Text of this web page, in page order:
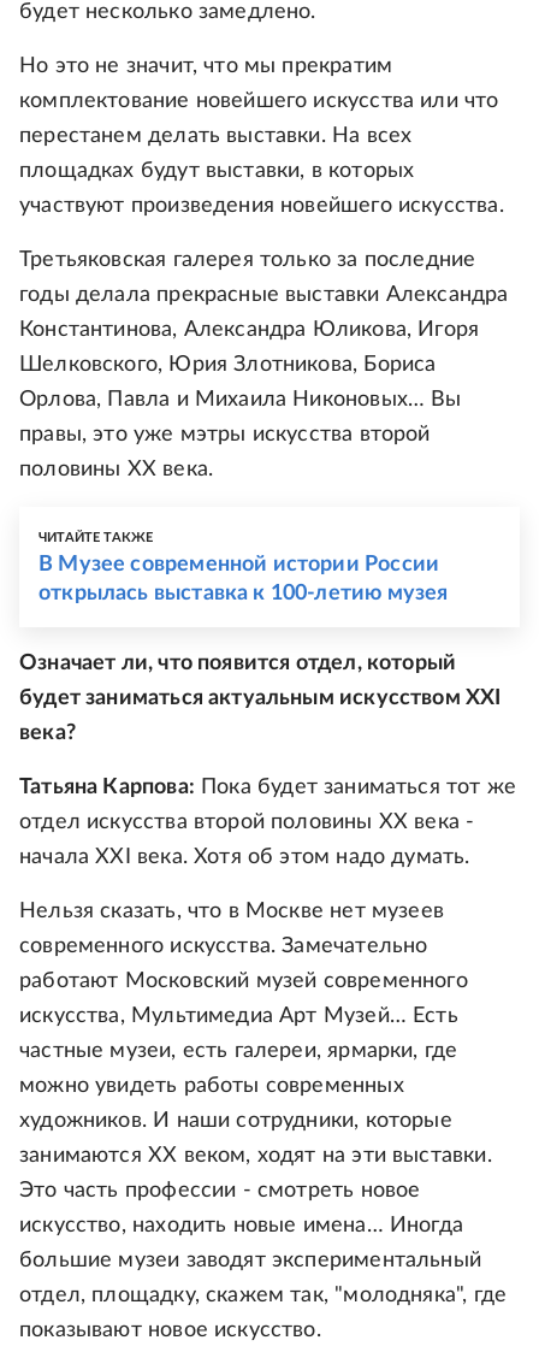
будет несколько замедлено.
Но это не значит, что мы прекратим
комплектование новейшего искусства или что
перестанем делать выставки. На всех
площадках будут выставки, в которых
участвуют произведения новейшего искусства.
Третьяковская галерея только за последние
годы делала прекрасные выставки Александра
Константинова, Александра Юликова, Игоря
Шелковского, Юрия Злотникова, Бориса
Орлова, Павла и Михаила Никоновых… Вы
правы, это уже мэтры искусства второй
половины ХХ века.
ЧИТАЙТЕ ТАКЖЕ
В Музее современной истории России
открылась выставка к 100-летию музея
Означает ли, что появится отдел, который
будет заниматься актуальным искусством XXI
века?
Татьяна Карпова: Пока будет заниматься тот же
отдел искусства второй половины ХХ века -
начала ХХI века. Хотя об этом надо думать.
Нельзя сказать, что в Москве нет музеев
современного искусства. Замечательно
работают Московский музей современного
искусства, Мультимедиа Арт Музей… Есть
частные музеи, есть галереи, ярмарки, где
можно увидеть работы современных
художников. И наши сотрудники, которые
занимаются ХХ веком, ходят на эти выставки.
Это часть профессии - смотреть новое
искусство, находить новые имена… Иногда
большие музеи заводят экспериментальный
отдел, площадку, скажем так, "молодняка", где
показывают новое искусство.